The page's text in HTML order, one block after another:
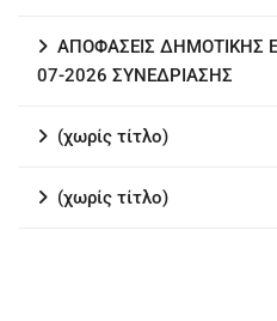
ΑΠΟΦΑΣΕΙΣ ΔΗΜΟΤΙΚΗΣ
07-2026 ΣΥΝΕΔΡΙΑΣΗΣ
(χωρίς τίτλο)
(χωρίς τίτλο)